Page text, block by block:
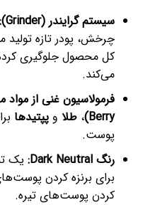
سیستم گرایندر (Grinder):
چرخش، پودر تازه تولید
کل محصول جلوگیری
می‌کند.
فرمولاسیون غنی از مواد
Berry) ، طلا و پپتیدها
پوست.
رنگ Dark Neutral:
یک
برای برنزه کردن
کردن پوست‌های تیره.